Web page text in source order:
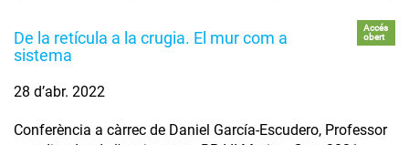
De la retícula a la crugia. El mur com a
sistema
Accés
obert
28 d’abr. 2022
Conferència a càrrec de Daniel García-Escudero, Professor